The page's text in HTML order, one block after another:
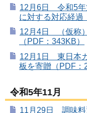
12月6日 令和5年
に対する対応経過
12月4日 （仮称
（PDF：343KB）
12月1日 東日本
板を寄贈（PDF：
令和5年11月
11月29日 調味料